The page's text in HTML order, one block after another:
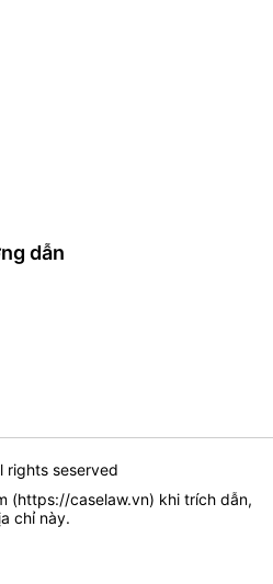
dẫn
rights seserved
(https://caselaw.vn) khi trích dẫn,
chỉ này.